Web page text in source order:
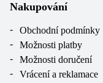
Nakupování
Obchodní podmínky
Možnosti platby
Možnosti doručení
Vrácení a reklamace